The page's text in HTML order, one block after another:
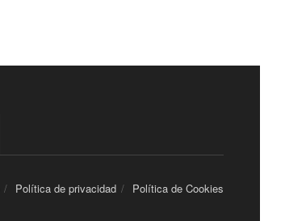
Política de privacidad Política de Cookies